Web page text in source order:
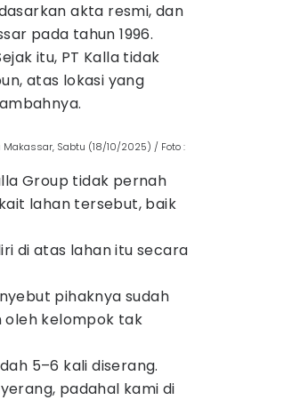
akta resmi, dan
pada tahun 1996.
itu, PT Kalla tidak
atas lokasi yang
Sabtu (18/10/2025) / Foto :
Group tidak pernah
lahan tersebut, baik
di atas lahan itu secara
pihaknya sudah
oleh kelompok tak
5–6 kali diserang.
padahal kami di